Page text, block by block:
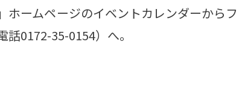
ホームページのイベントカレンダーから
話0172-35-0154）へ。